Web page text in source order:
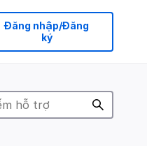
Đăng nhập/Đăng
ký